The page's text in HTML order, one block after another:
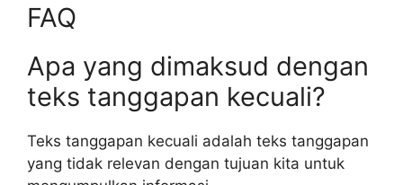
FAQ
Apa yang dimaksud dengan
teks tanggapan kecuali?
Teks tanggapan kecuali adalah teks tanggapan
yang tidak relevan dengan tujuan kita untuk